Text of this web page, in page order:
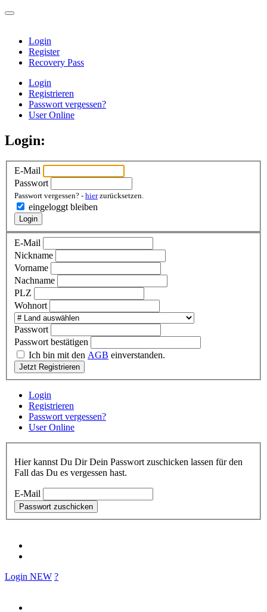
Login
Register
Recovery Pass
Login
Registrieren
Passwort vergessen?
User Online
Login:
E-Mail
Passwort
Passwort vergessen? - hierzurücksetzen.
eingeloggt bleiben
Login
E-Mail
Nickname
Vorname
Nachname
PLZ
Wohnort
Passwort
Passwort bestätigen
Ich bin mit den AGB einverstanden.
Jetzt Registrieren
Login
Registrieren
Passwort vergessen?
User Online
Hier kannst Du Dir Dein Passwort zuschicken lassen für den
Fall das Du es vergessen hast.
E-Mail
Passwort zuschicken
Login NEW ?